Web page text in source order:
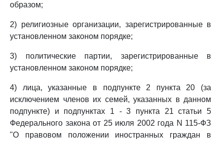
образом;
2) религиозные организации, зарегистрированные в
установленном законом порядке;
3) политические партии, зарегистрированные в
установленном законом порядке;
4) лица, указанные в подпункте 2 пункта 20 (за
исключением членов их семей, указанных в данном
подпункте) и подпунктах 1 - 3 пункта 21 статьи 5
Федерального закона от 25 июля 2002 года N 115-ФЗ
"О правовом положении иностранных граждан в